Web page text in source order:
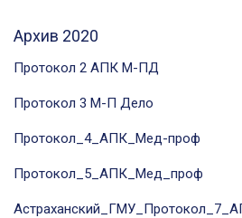
Архив 2020
Протокол 2 АПК М-ПД
Протокол 3 М-П Дело
Протокол_4_АПК_Мед-проф
Протокол_5_АПК_Мед_проф